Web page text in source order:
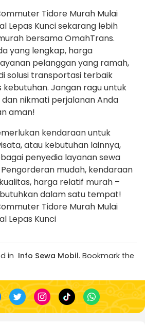
Tidore Murah Mulai
Lepas Kunci sekarang lebih
bersama OmahTrans.
yang lengkap, harga
pelanggan yang ramah,
solusi transportasi terbaik
Jangan ragu untuk
nikmati perjalanan Anda
aman!
kendaraan untuk
atau kebutuhan lainnya,
penyedia layanan sewa
mudah, kendaraan
harga relatif murah –
dalam satu tempat!
Tidore Murah Mulai
Lepas Kunci
in Info Sewa Mobil. Bookmark the